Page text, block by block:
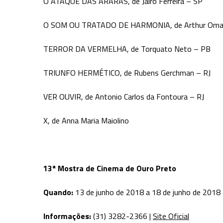
O SOM OU TRATADO DE HARMONIA, de Arthur
TERROR DA VERMELHA, de Torquato Neto – PB
TRIUNFO HERMÉTICO, de Rubens Gerchman – RJ
VER OUVIR, de Antonio Carlos da Fontoura – RJ
X, de Anna Maria Maiolino
13ª Mostra de Cinema de Ouro Preto
Quando: 13 de junho de 2018 a 18 de junho de 2018
Informações:(31) 3282-2366 | Site Oficial